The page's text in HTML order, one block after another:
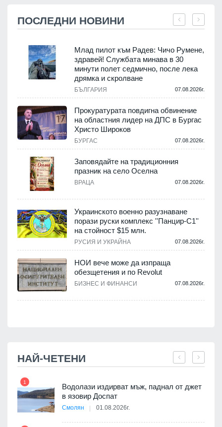
ПОСЛЕДНИ НОВИНИ
Млад пилот към Радев: Чичо Румене,
здравей! Службата минава в 30
минути полет седмично, после лека
дрямка и скролване
БЪЛГАРИЯ 07.08.2026г.
Прокуратурата повдигна обвинение
на областния лидер на ДПС в Бургас
Христо Широков
БУРГАС 07.08.2026г.
Заповядайте на традиционния
празник на село Оселна
ВРАЦА 07.08.2026г.
Украинското военно разузнаване
порази руски комплекс ''Панцир-С1''
на стойност $15 млн.
РУСИЯ И УКРАЙНА 07.08.2026г.
НОИ вече може да изпраща
обезщетения и по Revolut
БИЗНЕС И ФИНАНСИ 07.08.2026г.
НАЙ-ЧЕТЕНИ
1
Водолази издирват мъж, паднал от джет
в язовир Доспат
Смолян 01.08.2026г.